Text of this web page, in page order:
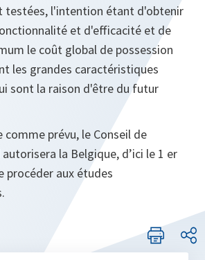
testées, l'intention étant d'obtenir
et d'efficacité et de
le coût global de possession
les grandes caractéristiques
sont la raison d'être du futur
prévu, le Conseil de
la Belgique, d’ici le 1 er
procéder aux études